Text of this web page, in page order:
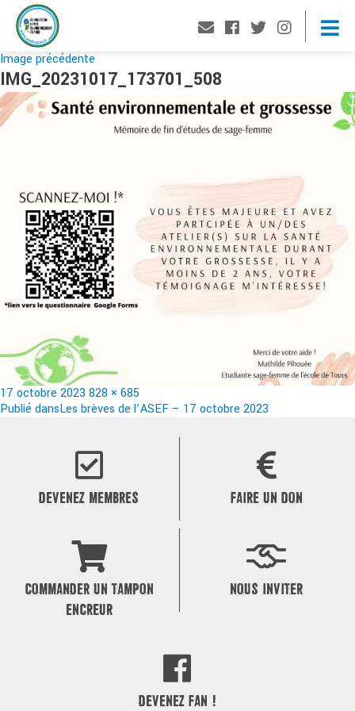
Image précédente
IMG_20231017_173701_508
Publié
le
17 octobre 2023 Taille
réelle
828 × 685
Navigation
Publié dansLes brèves de l’ASEF – 17 octobre 2023
DEVENEZ MEMBRES FAIRE UN DON
COMMANDER UN TAMPON
ENCREUR
NOUS INVITER
DEVENEZ FAN !